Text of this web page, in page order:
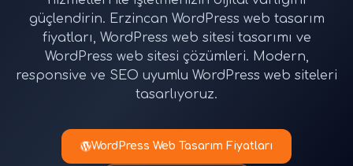
güçlendirin. Erzincan WordPress web tasarım
fiyatları, WordPress web sitesi tasarımı ve
WordPress web sitesi çözümleri. Modern,
responsive ve SEO uyumlu WordPress web siteleri
tasarlıyoruz.
WordPress Web Tasarım Fiyatları